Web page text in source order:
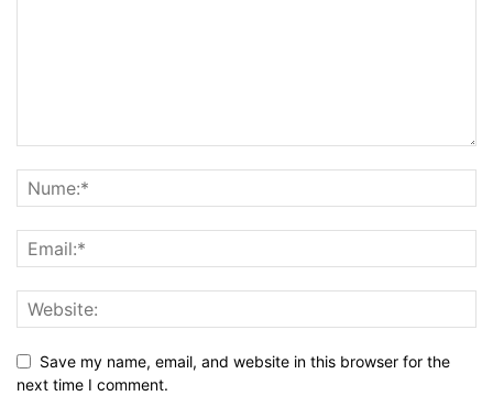
Save my name, email, and website in this browser for the
next time I comment.